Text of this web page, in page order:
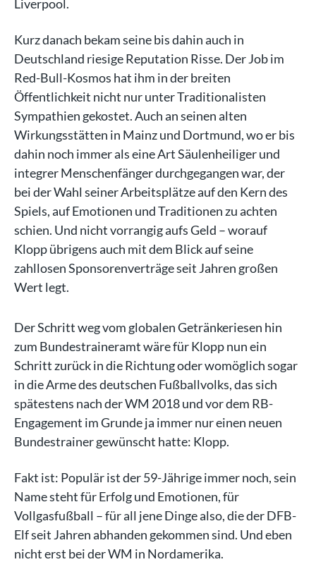
Liverpool.
Kurz danach bekam seine bis dahin auch in
Deutschland riesige Reputation Risse. Der Job im
Red-Bull-Kosmos hat ihm in der breiten
Öffentlichkeit nicht nur unter Traditionalisten
Sympathien gekostet. Auch an seinen alten
Wirkungsstätten in Mainz und Dortmund, wo er bis
dahin noch immer als eine Art Säulenheiliger und
integrer Menschenfänger durchgegangen war, der
bei der Wahl seiner Arbeitsplätze auf den Kern des
Spiels, auf Emotionen und Traditionen zu achten
schien. Und nicht vorrangig aufs Geld – worauf
Klopp übrigens auch mit dem Blick auf seine
zahllosen Sponsorenverträge seit Jahren großen
Wert legt.
Der Schritt weg vom globalen Getränkeriesen hin
zum Bundestraineramt wäre für Klopp nun ein
Schritt zurück in die Richtung oder womöglich sogar
in die Arme des deutschen Fußballvolks, das sich
spätestens nach der WM 2018 und vor dem RB-
Engagement im Grunde ja immer nur einen neuen
Bundestrainer gewünscht hatte: Klopp.
Fakt ist: Populär ist der 59-Jährige immer noch, sein
Name steht für Erfolg und Emotionen, für
Vollgasfußball – für all jene Dinge also, die der DFB-
Elf seit Jahren abhanden gekommen sind. Und eben
nicht erst bei der WM in Nordamerika.